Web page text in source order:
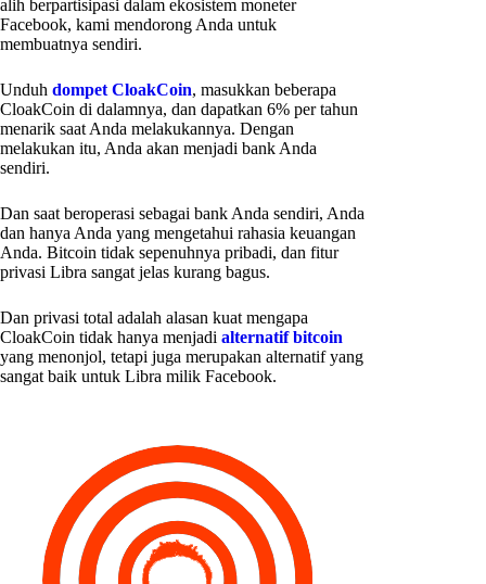
alih berpartisipasi dalam ekosistem moneter
Facebook, kami mendorong Anda untuk
membuatnya sendiri.
Unduh dompet CloakCoin, masukkan beberapa
CloakCoin di dalamnya, dan dapatkan 6% per tahun
menarik saat Anda melakukannya. Dengan
melakukan itu, Anda akan menjadi bank Anda
sendiri.
Dan saat beroperasi sebagai bank Anda sendiri, Anda
dan hanya Anda yang mengetahui rahasia keuangan
Anda. Bitcoin tidak sepenuhnya pribadi, dan fitur
privasi Libra sangat jelas kurang bagus.
Dan privasi total adalah alasan kuat mengapa
CloakCoin tidak hanya menjadi alternatif bitcoin
yang menonjol, tetapi juga merupakan alternatif yang
sangat baik untuk Libra milik Facebook.